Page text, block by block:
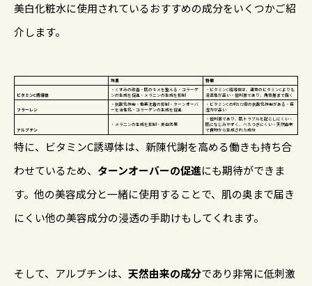
美白化粧水に使用されているおすすめの成分をいくつかご紹
介します。
効果 特徴
ビタミンC誘導体
・くすみの改善・肌のキメを整える・コラーゲ
ンの生成を促進・メラニンの生成を抑制
・ビタミンC誘導体は、通常のビタミンCよりも
浸透性が高い・低刺激であり、角質層まで届く
フラーレン
・抗酸化作用・色素沈着の抑制・ターンオーバ
ーを活性化・コラーゲンの生成を促進
・ビタミンCの約172倍の抗酸化作用がある・保
湿力が高い
アルブチン
・メラニンの生成を抑制・美白効果
・低刺激であり、肌トラブルを起こしにくい・
肌になじみやすく、べたつきにくい・天然由来
で食物から生成された成分
特に、ビタミンC誘導体は、新陳代謝を高める働きも持ち合
わせているため、 ターンオーバーの促進にも期待ができま
す。他の美容成分と一緒に使用することで、肌の奥まで届き
にくい他の美容成分の浸透の手助けもしてくれます。
そして、アルブチンは、 天然由来の成分であり非常に低刺激